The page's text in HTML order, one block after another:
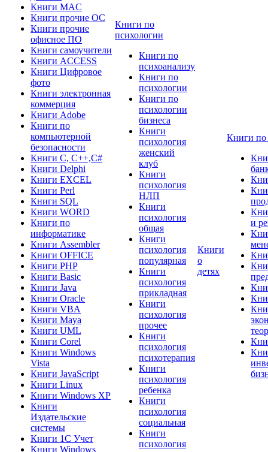
Книги MAC
Книги прочие ОС
Книги прочие
офисное ПО
Книги самоучители
Книги ACCESS
Книги Цифровое
фото
Книги электронная
коммерция
Книги Adobe
Книги по
компьютерной
безопасности
Книги C, C++,С#
Книги Delphi
Книги EXCEL
Книги Perl
Книги SQL
Книги WORD
Книги по
информатике
Книги Assembler
Книги OFFICE
Книги PHP
Книги Basic
Книги Java
Книги Oracle
Книги VBA
Книги Maya
Книги UML
Книги Corel
Книги Windows
Vista
Книги JavaScript
Книги Linux
Книги Windows XP
Книги
Издательские
системы
Книги 1C Учет
Книги Windows
Книги по
психологии
Книги по
психоанализу
Книги по
психологии
Книги по
психологии
бизнеса
Книги
психология
женский
клуб
Книги
психология
НЛП
Книги
психология
общая
Книги
психология
популярная
Книги
психология
прикладная
Книги
психология
прочее
Книги
психология
психотерапия
Книги
психология
ребенка
Книги
психология
социальная
Книги
психология
Книги
о
детях
Книги по
и